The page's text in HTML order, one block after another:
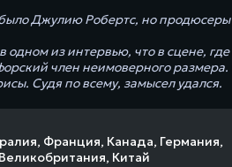
Джулию Робертс, но
одном из интервью, что в сцене,
член неимоверного
Судя по всему, замысел удался.
, Франция, Канада, Германия,
Великобритания, Китай